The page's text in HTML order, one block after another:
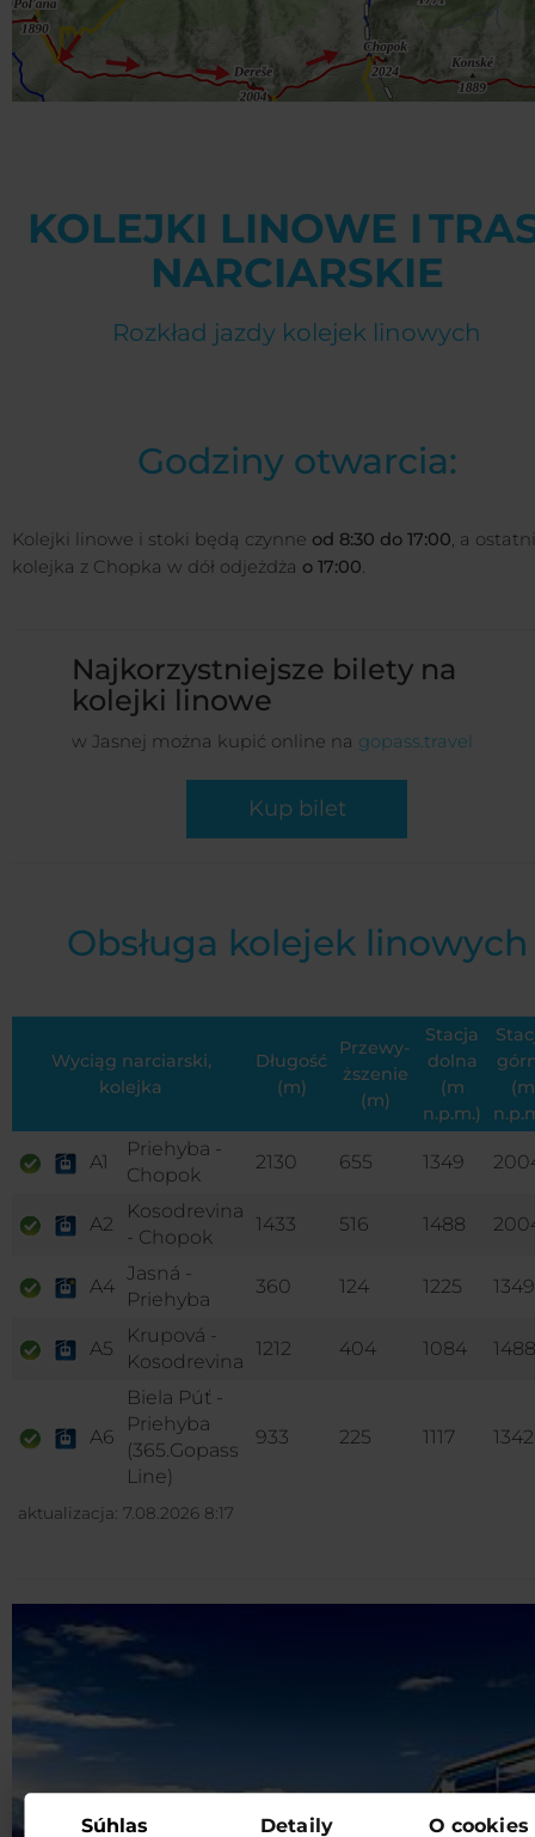
Súhlas Detaily O cookies
KOLEJKI LINOWE I
NARCIARSKIE
Rozkład jazdy kolejek linowych
Godziny otwarcia:
Kolejki linowe i stoki będą czynne od 8:30 do 17:00, a
kolejka z Chopka w dół odjeżdża o 17:00.
Najkorzystniejsze bilety na
kolejki linowe
w Jasnej można kupić online na gopass.travel
Kup bilet
Obsługa kolejek linowych
Wyciąg narciarski,
kolejka
Długość
(m)
Przewy­
ższenie
(m)
Stacja
dolna
(m
n.p.m.)
(m
A1
Priehyba -
Chopok
2130 655 1349
A2
Kosodrevina
- Chopok
1433 516 1488
A4
Jasná -
Priehyba
360 124 1225 1349
A5
Krupová -
Kosodrevina
1212 404 1084 1488
A6
Biela Púť -
Priehyba
(365.Gopass
Line)
933 225 1117 1342
aktualizacja: 7.08.2026 8:17